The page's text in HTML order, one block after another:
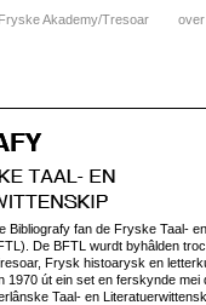
Fryske Akademy/Tresoar
Bibliografy fan de Fryske Taal- en
De BFTL wurdt byhâlden
Frysk histoarysk en
1970 út ein set en ferskynde mei
Taal- en